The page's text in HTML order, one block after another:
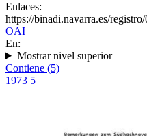
Enlaces:
https://binadi.navarra.es/
OAI
En:
Mostrar nivel superior
Contiene (5)
1973 5